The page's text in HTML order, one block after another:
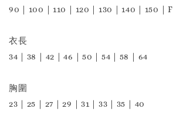
90｜100｜110｜120｜130｜140｜150｜F
衣長
34｜38｜42｜46｜50｜54｜58｜64
胸圍
23｜25｜27｜29｜31｜33｜35｜40